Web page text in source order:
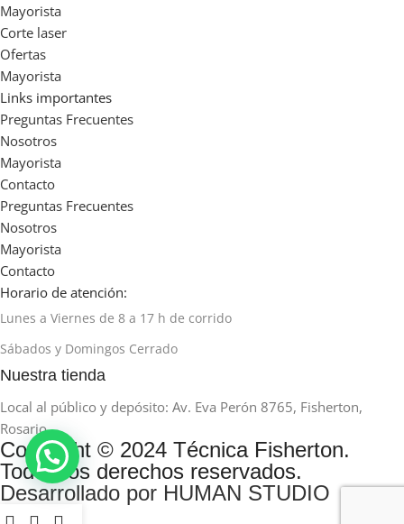
Mayorista
Corte laser
Ofertas
Mayorista
Links importantes
Preguntas Frecuentes
Nosotros
Mayorista
Contacto
Preguntas Frecuentes
Nosotros
Mayorista
Contacto
Horario de atención:
Lunes a Viernes de 8 a 17 h de corrido
Sábados y Domingos Cerrado
Nuestra tienda
Local al público y depósito: Av. Eva Perón 8765, Fisherton,
Rosario
Copyright © 2024 Técnica Fisherton.
Todos los derechos reservados.
Desarrollado por HUMAN STUDIO